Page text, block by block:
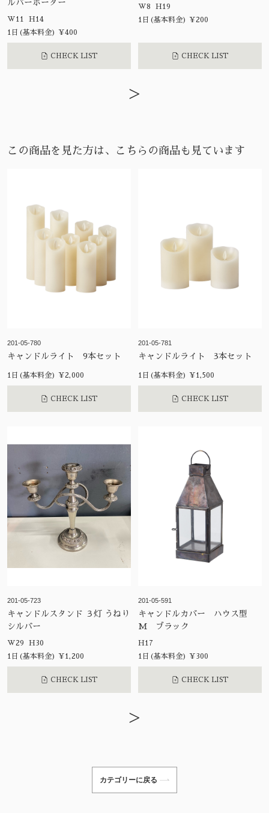
ルバーボーダー
W11 H14
1日(基本料金) ¥400
CHECK LIST
W8 H19
1日(基本料金) ¥200
CHECK LIST
>
この商品を見た方は、こちらの商品も見ています
201-05-780
キャンドルライト 9本セット
1日(基本料金) ¥2,000
CHECK LIST
201-05-781
キャンドルライト 3本セット
1日(基本料金) ¥1,500
CHECK LIST
201-05-723
キャンドルスタンド ３灯 うねり
シルバー
W29 H30
1日(基本料金) ¥1,200
CHECK LIST
201-05-591
キャンドルカバー ハウス型
M ブラック
H17
1日(基本料金) ¥300
CHECK LIST
>
カテゴリーに戻る